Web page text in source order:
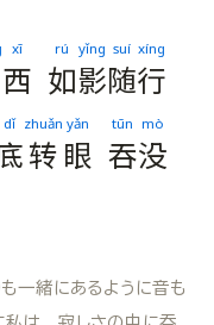
西
xī
如
rú
影
yǐng
随
suí
行
xíng
dǐ
转
zhuǎn
眼
yǎn
吞
tūn
没
mò
緒にあるように音も